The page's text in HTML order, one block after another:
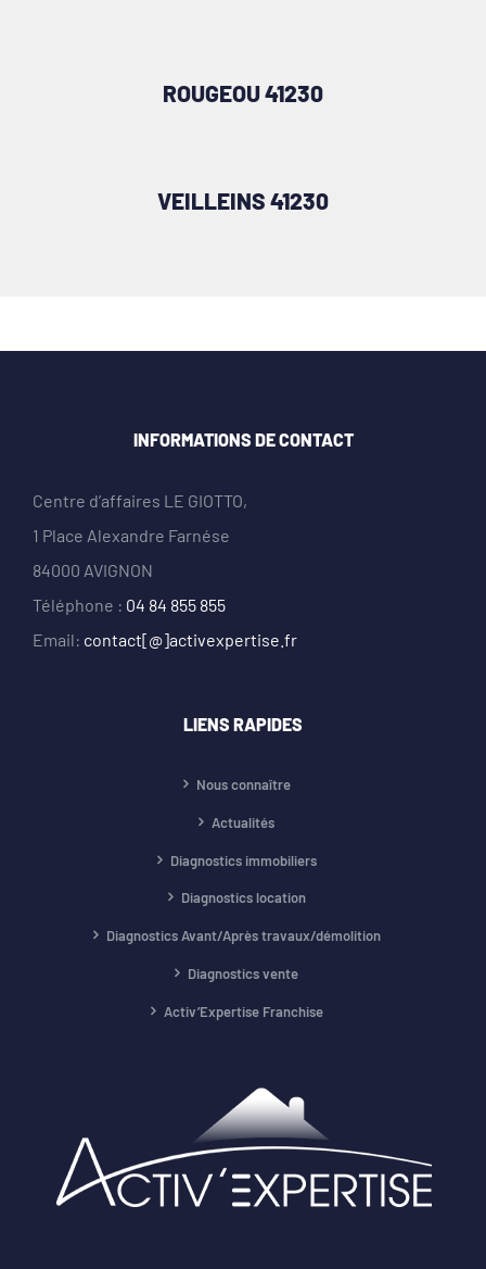
ROUGEOU 41230
VEILLEINS 41230
INFORMATIONS DE CONTACT
Centre d’affaires LE GIOTTO,
1 Place Alexandre Farnése
84000 AVIGNON
Téléphone : 04 84 855 855
Email: contact[@]activexpertise.fr
LIENS RAPIDES
Nous connaître
Actualités
Diagnostics immobiliers
Diagnostics location
Diagnostics Avant/Après travaux/démolition
Diagnostics vente
Activ’Expertise Franchise